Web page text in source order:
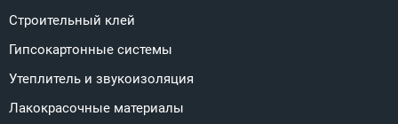
Строительный клей
Гипсокартонные системы
Утеплитель и звукоизоляция
Лакокрасочные материалы